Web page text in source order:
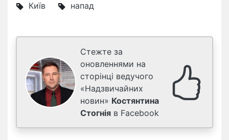
Київ напад
Стежте за
оновленнями на
сторінці ведучого
«Надзвичайних
новин» Костянтина
Стогнія в Facebook